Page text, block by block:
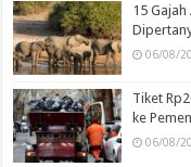
15
06/08/
Tiket
ke
06/08/